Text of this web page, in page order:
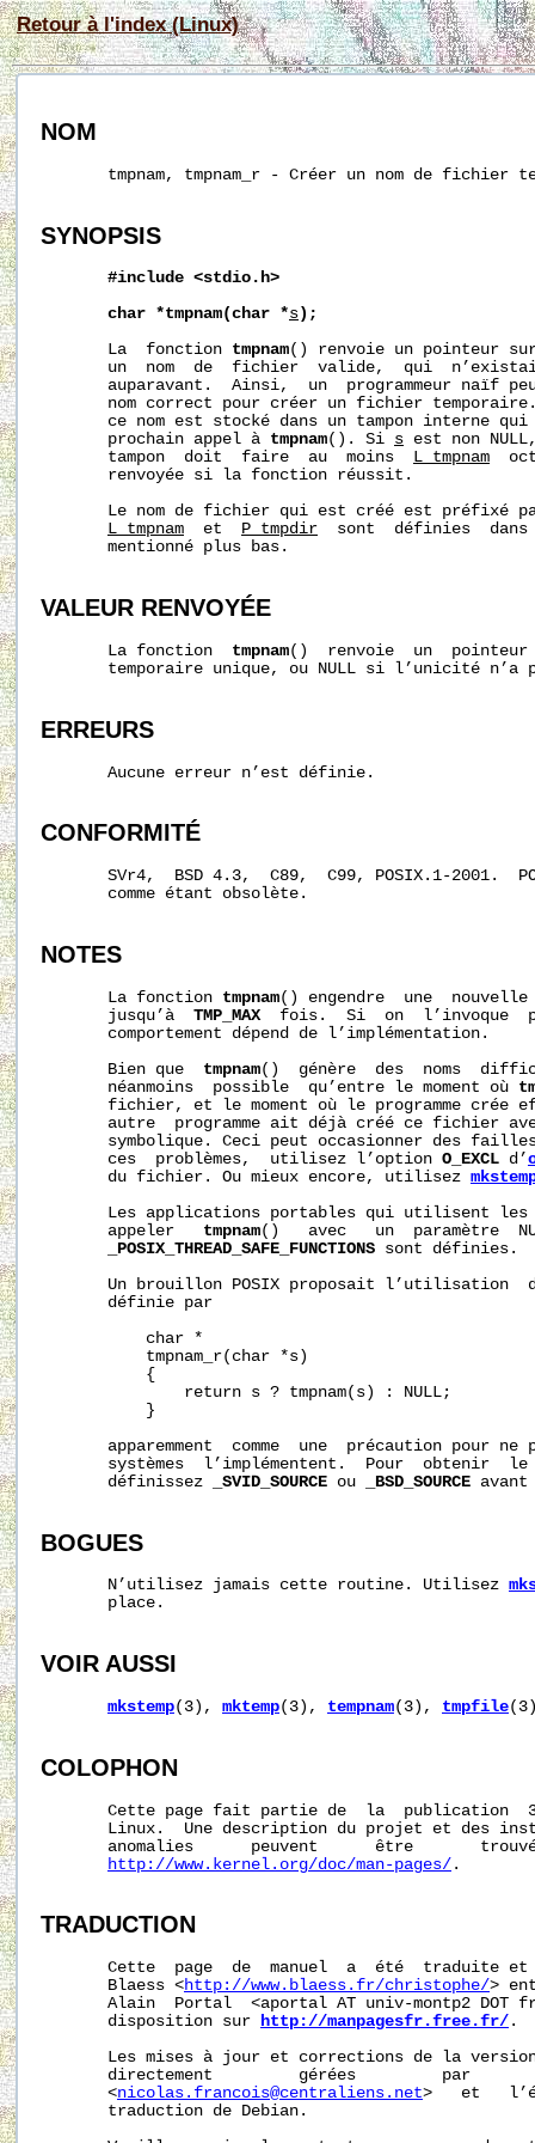
Retour à l'index (Linux)
NOM
tmpnam, tmpnam_r - Créer un nom de fichier
SYNOPSIS
#include <stdio.h>
char *tmpnam(char *s );
       La  fonction
tmpnam() renvoie un pointeur
un  nom  de  fichier  valide,  qui
auparavant.  Ainsi,  un  programmeur naïf
nom correct pour créer un fichier
ce nom est stocké dans un tampon interne
       prochain appel à
tmpnam(). Si s est non
       tampon  doit  faire  au  moins
L_tmpnam
       renvoyée si la fonction réussit.
Le nom de fichier qui est créé est préfixé
L_tmpnam
  et
P_tmpdir
sont  définies
       mentionné plus bas.
VALEUR RENVOYÉE
       La fonction
tmpnam()  renvoie  un
temporaire unique, ou NULL si l’unicité n’a
ERREURS
       Aucune erreur n’est définie.
CONFORMITÉ
SVr4,  BSD 4.3,  C89,  C99, POSIX.1-2001.
       comme étant obsolète.
NOTES
       La fonction
tmpnam() engendre  une
       jusqu’à
TMP_MAX
fois.  Si  on  l’invoque
       comportement dépend de l’implémentation.
       Bien que
tmpnam()  génère  des  noms
       néanmoins  possible  qu’entre le moment où
fichier, et le moment où le programme crée
autre  programme ait déjà créé ce fichier
symbolique. Ceci peut occasionner des
       ces  problèmes,  utilisez l’option
O_EXCL d’
       du fichier. Ou mieux encore, utilisez
Les applications portables qui utilisent
       appeler
tmpnam()   avec   un  paramètre
_POSIX_THREAD_SAFE_FUNCTIONS sont définies.
Un brouillon POSIX proposait l’utilisation
       définie par
           char *
           tmpnam_r(char *s)
           {
               return s ? tmpnam(s) : NULL;
           }
apparemment  comme  une  précaution pour ne
systèmes  l’implémentent.  Pour  obtenir
       définissez
_SVID_SOURCE ou _BSD_SOURCE
BOGUES
       N’utilisez jamais cette routine. Utilisez
       place.
VOIR AUSSI
mkstemp(3), mktemp(3), tempnam(3), tmpfile
COLOPHON
Cette page fait partie de  la  publication
Linux.  Une description du projet et des
anomalies      peuvent      être
http://www.kernel.org/doc/man-pages/ .
TRADUCTION
Cette  page  de  manuel  a  été  traduite
       Blaess <
http://www.blaess.fr/christophe/>
Alain  Portal  <aportal AT univ-montp2 DOT
       disposition sur
http://manpagesfr.free.fr/ .
Les mises à jour et corrections de la
directement         gérées         par
       <
nicolas.francois@centraliens.net>   et
       traduction de Debian.